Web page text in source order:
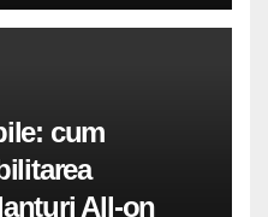
cum
All-on